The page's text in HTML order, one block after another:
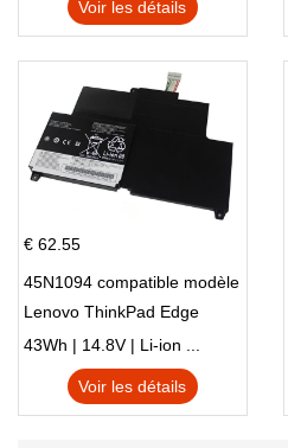
Voir les détails
€ 62.55
45N1094 compatible modèle
Lenovo ThinkPad Edge
S230u Twist
43Wh | 14.8V | Li-ion ...
Voir les détails